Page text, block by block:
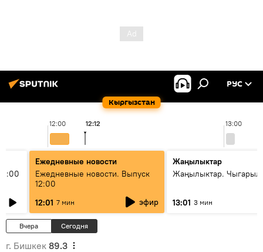
Кыргызстан
РУС
12:00 13:00
12:12
Ежедневные новости
Ежедневные новости. Выпуск
12:00
12:01 7 мин эфир
Жаңылыктар
Жаңылыктар.
13:01 3 мин
Вчера Сегодня
г. Бишкек 89.3